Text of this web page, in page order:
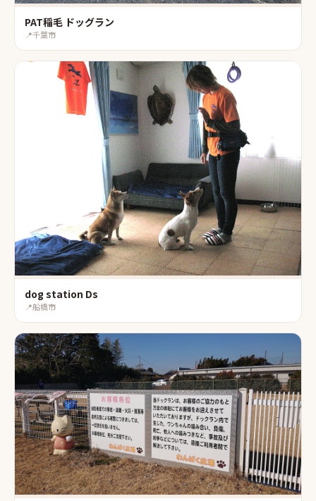
PAT稲毛 ドッグラン
📍千葉市
dog station Ds
📍船橋市